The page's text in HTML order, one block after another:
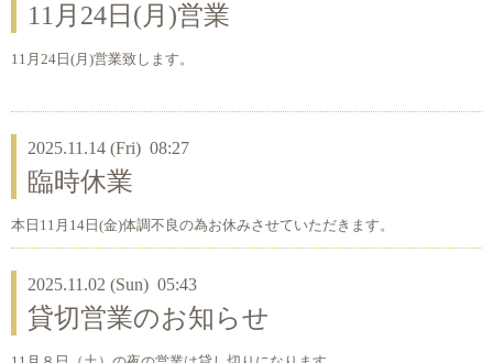
11月24日(月)営業
11月24日(月)営業致します。
2025.11.14 (Fri) 08:27
臨時休業
本日11月14日(金)体調不良の為お休みさせていただきます。
2025.11.02 (Sun) 05:43
貸切営業のお知らせ